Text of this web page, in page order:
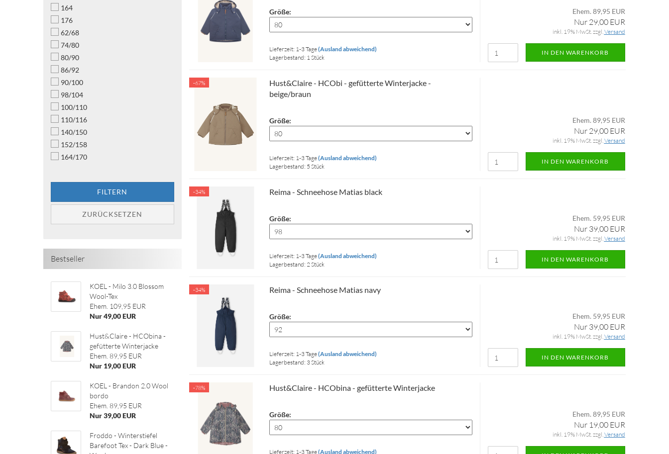
Größe:
Lieferzeit: 1-3 Tage(Ausland abweichend)
Lagerbestand: 1 Stück
Ehem. 89,95 EUR
Nur 29,00 EUR
inkl. 19% MwSt. zzgl.Versand
IN DEN WARENKORB
-67%
Hust&Claire - HCObi - gefütterte Winterjacke -
beige/braun
Größe:
Lieferzeit: 1-3 Tage(Ausland abweichend)
Lagerbestand: 5 Stück
Ehem. 89,95 EUR
Nur 29,00 EUR
inkl. 19% MwSt. zzgl.Versand
IN DEN WARENKORB
-34% Reima - Schneehose Matias black
Größe:
Lieferzeit: 1-3 Tage(Ausland abweichend)
Lagerbestand: 2 Stück
Ehem. 59,95 EUR
Nur 39,00 EUR
inkl. 19% MwSt. zzgl.Versand
IN DEN WARENKORB
-34% Reima - Schneehose Matias navy
Größe:
Lieferzeit: 1-3 Tage(Ausland abweichend)
Lagerbestand: 3 Stück
Ehem. 59,95 EUR
Nur 39,00 EUR
inkl. 19% MwSt. zzgl.Versand
IN DEN WARENKORB
-78% Hust&Claire - HCObina - gefütterte Winterjacke
Größe:
Lieferzeit: 1-3 Tage(Ausland abweichend)
Ehem. 89,95 EUR
Nur 19,00 EUR
inkl. 19% MwSt. zzgl.Versand
164
176
62/68
74/80
80/90
86/92
90/100
98/104
100/110
110/116
140/150
152/158
164/170
FILTERN
ZURÜCKSETZEN
Bestseller
KOEL - Milo 3.0 Blossom
Wool-Tex
Ehem. 109,95 EUR
Nur 49,00 EUR
Hust&Claire - HCObina -
gefütterte Winterjacke
Ehem. 89,95 EUR
Nur 19,00 EUR
KOEL - Brandon 2.0 Wool
bordo
Ehem. 89,95 EUR
Nur 39,00 EUR
Froddo - Winterstiefel
Barefoot Tex - Dark Blue -